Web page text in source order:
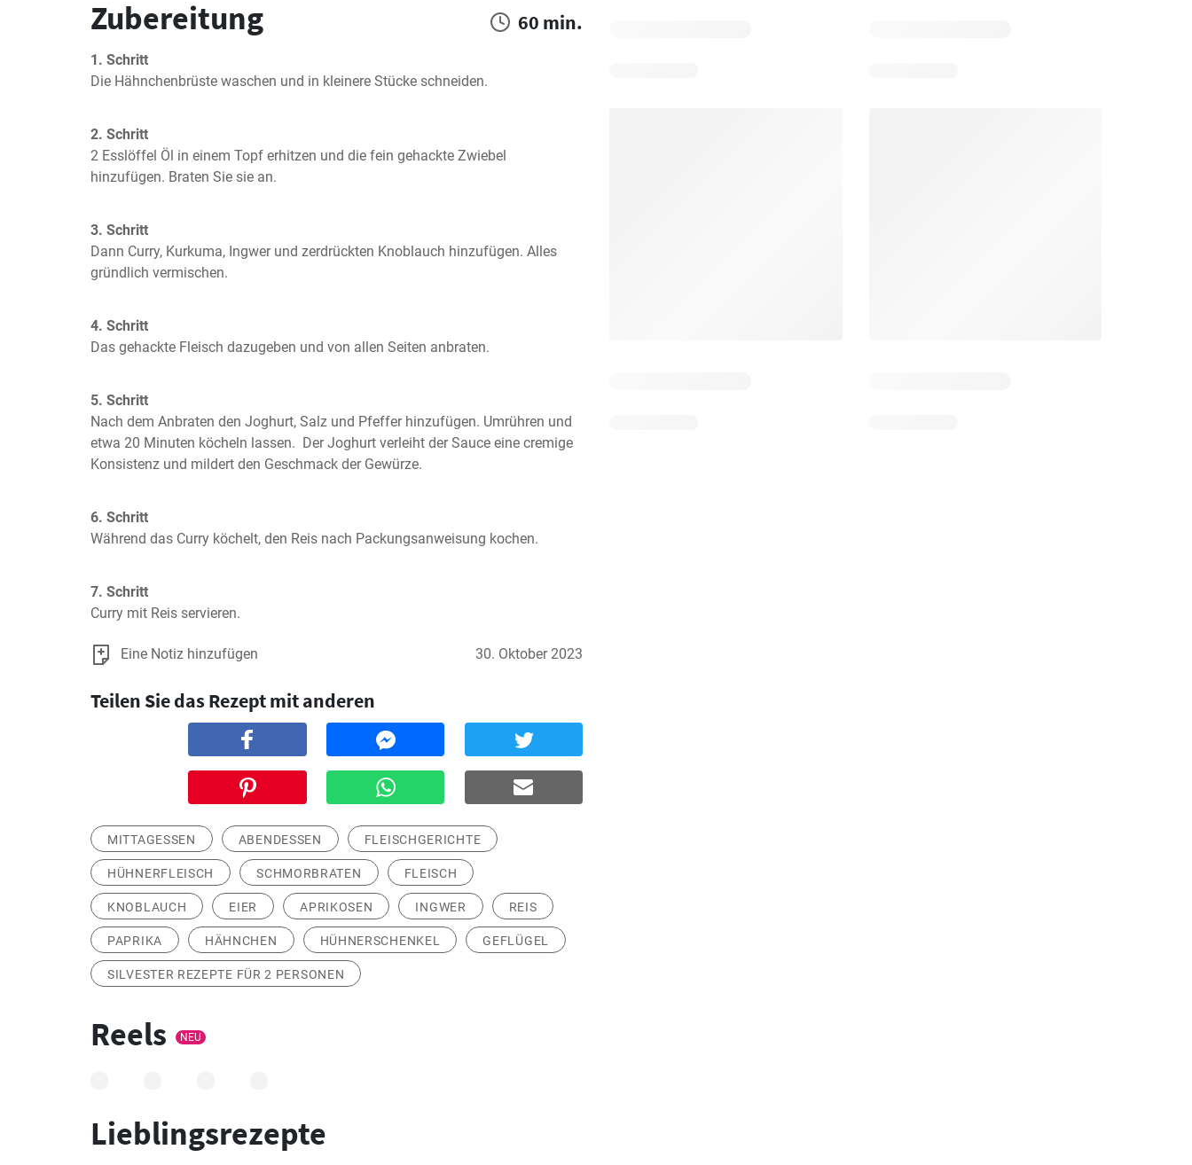
Zubereitung 60 min.
1. Schritt
Die Hähnchenbrüste waschen und in kleinere Stücke schneiden.
2. Schritt
2 Esslöffel Öl in einem Topf erhitzen und die fein gehackte Zwiebel
hinzufügen. Braten Sie sie an.
3. Schritt
Dann Curry, Kurkuma, Ingwer und zerdrückten Knoblauch hinzufügen. Alles
gründlich vermischen.
4. Schritt
Das gehackte Fleisch dazugeben und von allen Seiten anbraten.
5. Schritt
Nach dem Anbraten den Joghurt, Salz und Pfeffer hinzufügen. Umrühren und
etwa 20 Minuten köcheln lassen.  Der Joghurt verleiht der Sauce eine cremige
Konsistenz und mildert den Geschmack der Gewürze.
6. Schritt
Während das Curry köchelt, den Reis nach Packungsanweisung kochen.
7. Schritt
Curry mit Reis servieren.
Eine Notiz hinzufügen 30. Oktober 2023
Teilen Sie das Rezept mit anderen
MITTAGESSEN ABENDESSEN FLEISCHGERICHTE
HÜHNERFLEISCH SCHMORBRATEN FLEISCH
KNOBLAUCH EIER APRIKOSEN INGWER REIS
PAPRIKA HÄHNCHEN HÜHNERSCHENKEL GEFLÜGEL
SILVESTER REZEPTE FÜR 2 PERSONEN
Reels NEU
Lieblingsrezepte